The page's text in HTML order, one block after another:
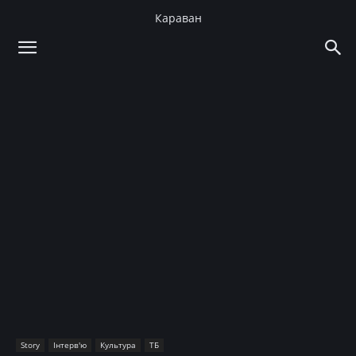
Караван
Story Інтерв'ю Культура ТБ